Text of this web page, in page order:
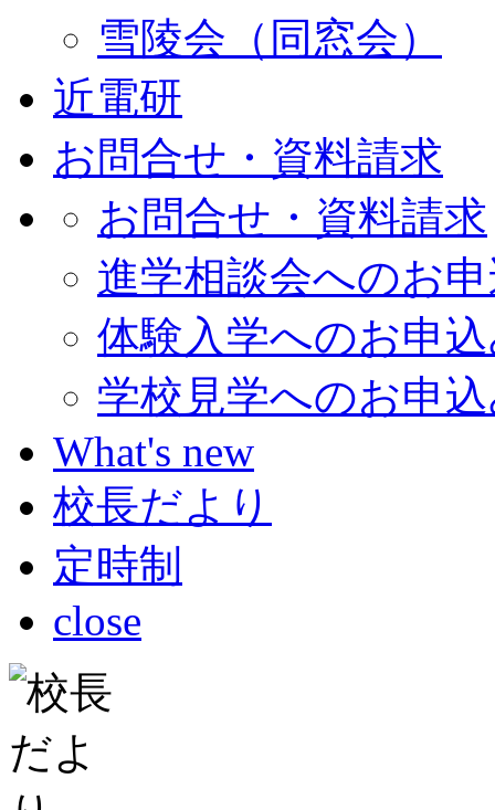
雪陵会（同窓会）
近電研
お問合せ・資料請求
お問合せ・資料請求
進学相談会へのお
体験入学へのお申
学校見学へのお申
What's new
校長だより
定時制
close